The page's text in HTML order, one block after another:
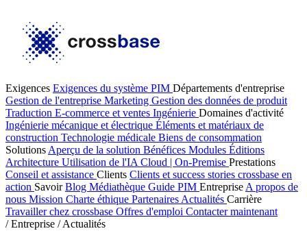
Exigences Exigences du système PIM Départements d'entreprise
Gestion de l'entreprise Marketing Gestion des données de produit
Traduction E-commerce et ventes Ingénierie Domaines d'activité
Ingénierie mécanique et électrique Éléments et matériaux de
construction Technologie médicale Biens de consommation
Solutions Aperçu de la solution Bénéfices Modules Éditions
Architecture Utilisation de l'IA Cloud | On-Premise Prestations
Conseil et assistance Clients Clients et success stories crossbase en
action SavoirBlog Médiathèque Guide PIM Entreprise A propos de
nous Mission Charte éthique Partenaires Actualités Carrière
Travailler chez crossbase Offres d'emploi Contacter maintenant
/ Entreprise / Actualités